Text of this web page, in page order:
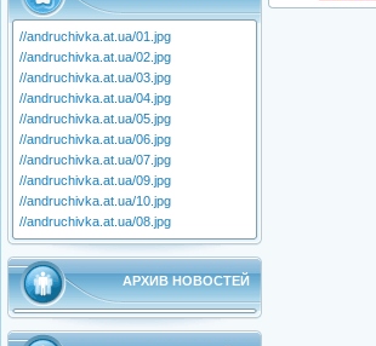
//andruchivka.at.ua/01.jpg
//andruchivka.at.ua/02.jpg
//andruchivka.at.ua/03.jpg
//andruchivka.at.ua/04.jpg
//andruchivka.at.ua/05.jpg
//andruchivka.at.ua/06.jpg
//andruchivka.at.ua/07.jpg
//andruchivka.at.ua/09.jpg
//andruchivka.at.ua/10.jpg
//andruchivka.at.ua/08.jpg
АРХИВ НОВОСТЕЙ